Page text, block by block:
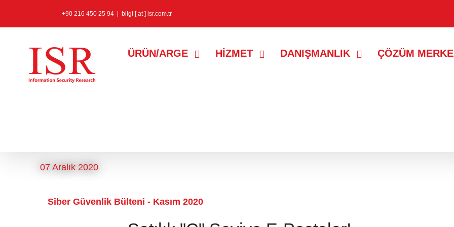
+90 216 450 25 94 bilgi [ at ] isr.com.tr
ÜRÜN/ARGE HİZMET DANIŞMANLIK ÇÖZÜM
07 Aralık 2020
Siber Güvenlik Bülteni - Kasım 2020